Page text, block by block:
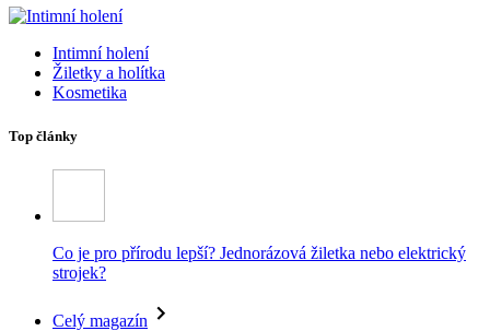
Intimní holení
Žiletky a holítka
Kosmetika
Top články
Co je pro přírodu lepší? Jednorázová žiletka nebo elektrický
strojek?
Celý magazín